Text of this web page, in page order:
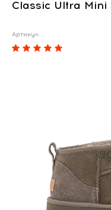
Classic Ultra
Артикул: